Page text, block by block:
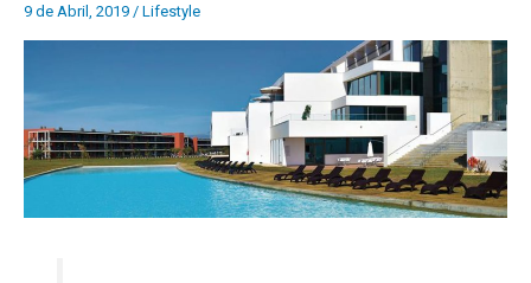
9 de Abril, 2019 / Lifestyle